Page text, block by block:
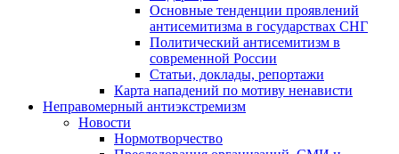
Основные тенденции проявлений
антисемитизма в государствах СНГ
Политический антисемитизм в
современной России
Статьи, доклады, репортажи
Карта нападений по мотиву ненависти
Неправомерный антиэкстремизм
Новости
Нормотворчество